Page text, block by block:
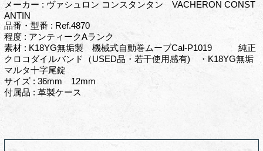
メーカー : ヴァシュロン コンスタンタン VACHERON CONST
ANTIN
品番・型番 : Ref.4870
程度 : アンティークAランク
素材 : K18YG無垢製 機械式自動巻ムーブCal-P1019 純正
クロコダイルバンド（USED品・若干使用感有) ・K18YG無垢
マルタ十字尾錠
サイズ : 36mm 12mm
付属品 : 革製ケース